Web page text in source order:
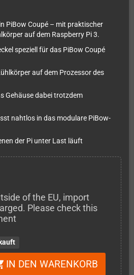
PiBow Coupé – mit praktischer
auf dem Raspberry Pi 3.
speziell für das PiBow Coupé
auf dem Prozessor des
Gehäuse dabei trotzdem
nahtlos in das modulare PiBow-
der Pi unter Last läuft
of the EU, import
Please check this
IN DEN WARENKORB